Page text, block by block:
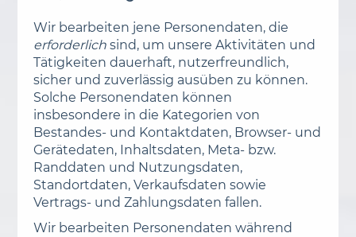
Wir bearbeiten jene Personendaten, die
erforderlich sind, um unsere Aktivitäten und
Tätigkeiten dauerhaft, nutzerfreundlich,
sicher und zuverlässig ausüben zu können.
Solche Personendaten können
insbesondere in die Kategorien von
Bestandes- und Kontaktdaten, Browser- und
Gerätedaten, Inhaltsdaten, Meta- bzw.
Randdaten und Nutzungsdaten,
Standortdaten, Verkaufsdaten sowie
Vertrags- und Zahlungsdaten fallen.
Wir bearbeiten Personendaten während